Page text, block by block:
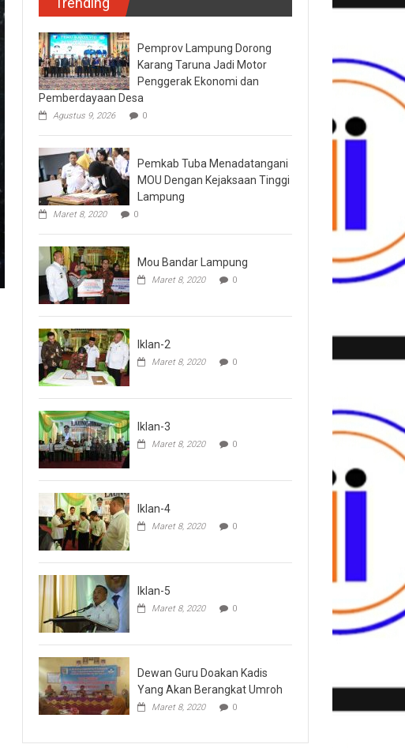
Pemprov Lampung Dorong
Karang Taruna Jadi Motor
Penggerak Ekonomi dan
Pemberdayaan Desa
Agustus 9, 2026 0
Pemkab Tuba Menadatangani
MOU Dengan Kejaksaan Tinggi
Lampung
Maret 8, 2020 0
Mou Bandar Lampung
Maret 8, 2020 0
Iklan-2
Maret 8, 2020 0
Iklan-3
Maret 8, 2020 0
Iklan-4
Maret 8, 2020 0
Iklan-5
Maret 8, 2020 0
Dewan Guru Doakan Kadis
Yang Akan Berangkat Umroh
Maret 8, 2020 0